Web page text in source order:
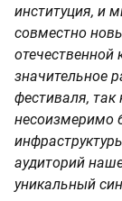
институция, и
совместно
значительное
фестиваля,
несоизмеримо
аудиторий
уникальный